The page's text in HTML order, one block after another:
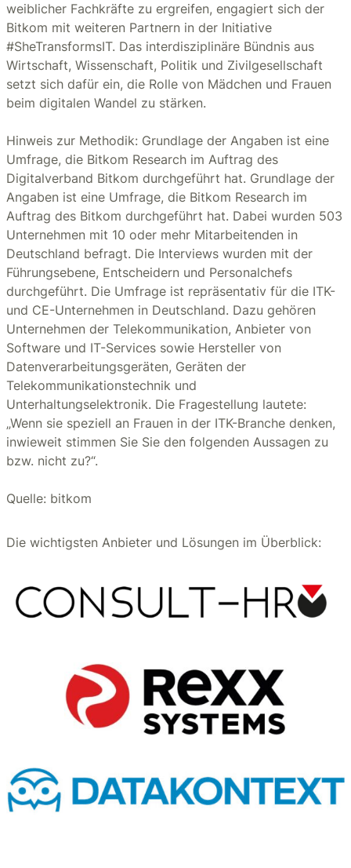
weiblicher Fachkräfte zu ergreifen, engagiert sich der
Bitkom mit weiteren Partnern in der Initiative
#SheTransformsIT. Das interdisziplinäre Bündnis aus
Wirtschaft, Wissenschaft, Politik und Zivilgesellschaft
setzt sich dafür ein, die Rolle von Mädchen und Frauen
beim digitalen Wandel zu stärken.
Hinweis zur Methodik: Grundlage der Angaben ist eine
Umfrage, die Bitkom Research im Auftrag des
Digitalverband Bitkom durchgeführt hat. Grundlage der
Angaben ist eine Umfrage, die Bitkom Research im
Auftrag des Bitkom durchgeführt hat. Dabei wurden 503
Unternehmen mit 10 oder mehr Mitarbeitenden in
Deutschland befragt. Die Interviews wurden mit der
Führungsebene, Entscheidern und Personalchefs
durchgeführt. Die Umfrage ist repräsentativ für die ITK-
und CE-Unternehmen in Deutschland. Dazu gehören
Unternehmen der Telekommunikation, Anbieter von
Software und IT-Services sowie Hersteller von
Datenverarbeitungsgeräten, Geräten der
Telekommunikationstechnik und
Unterhaltungselektronik. Die Fragestellung lautete:
„Wenn sie speziell an Frauen in der ITK-Branche denken,
inwieweit stimmen Sie Sie den folgenden Aussagen zu
bzw. nicht zu?“.
Quelle: bitkom
Die wichtigsten Anbieter und Lösungen im Überblick: